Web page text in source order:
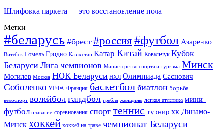
Шлифовка паркета — это восстановление пола
Метки
#беларусь #брест #россия#футбол Азаренко
Витебск Гомель Гродно Казахстан Катар Китай Ковальчук Кубок
Беларуси Лига чемпионов Министерство спорта и туризма Минск
Могилев Москва НОК Беларуси НХЛ Олимпиада Саснович
Соболенко УЕФА Франция баскетбол биатлон борьба
велоспорт волейболгандбол гребля женщины легкая атлетика мини-
футбол плавание соревнования спорт теннис турнир хк Динамо-
Минск хоккей хоккей на траве чемпионат Беларуси